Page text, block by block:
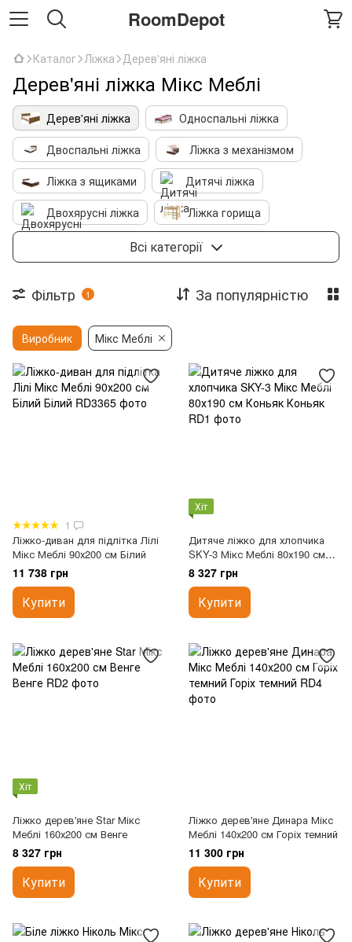
RoomDepot
Каталог Ліжка Дерев'яні ліжка
Дерев'яні ліжка Мікс Меблі
Дерев'яні ліжка
Односпальні ліжка
Двоспальні ліжка
Ліжка з механізмом
Ліжка з ящиками
Дитячі ліжка
Двохярусні ліжка
Ліжка горища
Ліжка з м'яким узголів'ям
Всі категорії
Фільтр 1 За популярністю
Виробник Мікс Меблі
1
Ліжко-диван для підлітка Лілі
Мікс Меблі 90х200 см Білий
11 738 грн
Купити
Хіт
Дитяче ліжко для хлопчика
SKY-3 Мікс Меблі 80х190 см
Коньяк
8 327 грн
Купити
Хіт
Ліжко дерев'яне Star Мікс
Меблі 160х200 см Венге
8 327 грн
Купити
Ліжко дерев'яне Динара Мікс
Меблі 140х200 см Горіх темний
11 300 грн
Купити